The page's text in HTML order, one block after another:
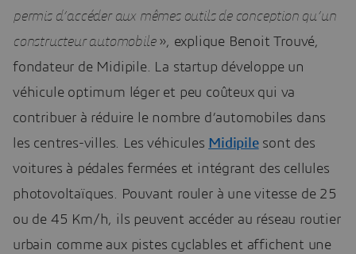
permis d’accéder aux mêmes outils de conception qu’un
constructeur automobile», explique Benoit Trouvé,
fondateur de Midipile. La startup développe un
véhicule optimum léger et peu coûteux qui va
contribuer à réduire le nombre d’automobiles dans
les centres-villes. Les véhicules Midipilesont des
voitures à pédales fermées et intégrant des cellules
photovoltaïques. Pouvant rouler à une vitesse de 25
ou de 45 Km/h, ils peuvent accéder au réseau routier
urbain comme aux pistes cyclables et affichent une